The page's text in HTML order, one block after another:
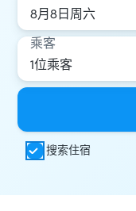
乘客
搜索住宿